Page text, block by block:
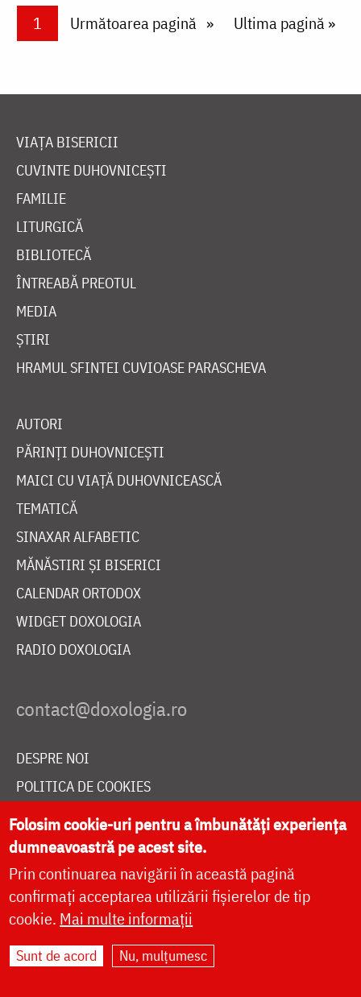
PaginareCurrent page
1 Next page
Următoarea pagină Last page
Ultima pagină »
VIAȚA BISERICII
CUVINTE DUHOVNICEȘTI
FAMILIE
LITURGICĂ
BIBLIOTECĂ
ÎNTREABĂ PREOTUL
MEDIA
ȘTIRI
HRAMUL SFINTEI CUVIOASE PARASCHEVA
AUTORI
PĂRINȚI DUHOVNICEȘTI
MAICI CU VIAȚĂ DUHOVNICEASCĂ
TEMATICĂ
SINAXAR ALFABETIC
MĂNĂSTIRI ȘI BISERICI
CALENDAR ORTODOX
WIDGET DOXOLOGIA
RADIO DOXOLOGIA
DESPRE NOI
POLITICA DE COOKIES
DONEAZĂ ONLINE PENTRU CATEDRALA NAȚIONALĂ
LIVE
Site dezvoltat deDOXOLOGIA MEDIA
Arhiepiscopia Iașilor | ©
Folosim cookie-uri pentru a îmbunătăți experiența
dumneavoastră pe acest site.
Prin continuarea navigării în această pagină
confirmați acceptarea utilizării fișierelor de tip
cookie. Mai multe informații
Sunt de acord Nu, mulțumesc